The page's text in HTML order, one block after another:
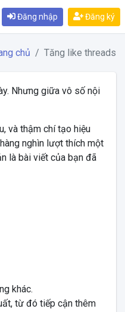
Đăng nhập Đăng ký
chủ Tăng like threads
Nhưng giữa vô số nội
và thậm chí tạo hiệu
nghìn lượt thích một
là bài viết của bạn đã
khác.
từ đó tiếp cận thêm